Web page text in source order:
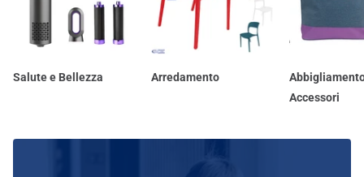
Salute e Bellezza Arredamento
Accessori